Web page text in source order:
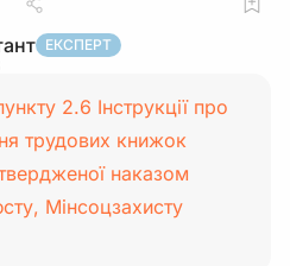
ЕКСПЕРТ
2.6 Інструкції про
трудових книжок
наказом
Мінсоцзахисту